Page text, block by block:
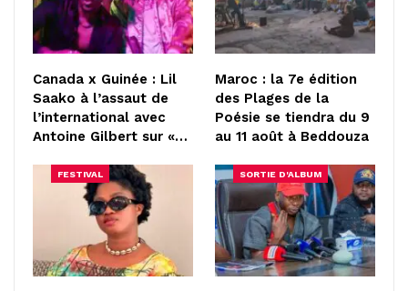
Canada x Guinée : Lil
Saako à l’assaut de
l’international avec
Antoine Gilbert sur «…
Maroc : la 7e édition
des Plages de la
Poésie se tiendra du 9
au 11 août à Beddouza
FESTIVAL SORTIE D'ALBUM